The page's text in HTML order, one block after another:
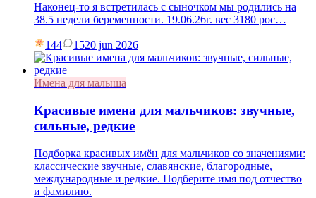
Наконец-то я встретилась с сыночком мы родились на
38.5 недели беременности. 19.06.26г. вес 3180 рос…
144 1520 jun 2026
Имена для малыша
Красивые имена для мальчиков: звучные,
сильные, редкие
Подборка красивых имён для мальчиков со значениями:
классические звучные, славянские, благородные,
международные и редкие. Подберите имя под отчество
и фамилию.